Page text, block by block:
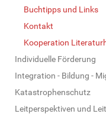
Buchtipps und Links
Kontakt
Kooperation
Individuelle Förderung
Integration - Bildung -
Katastrophenschutz
Leitperspektiven und